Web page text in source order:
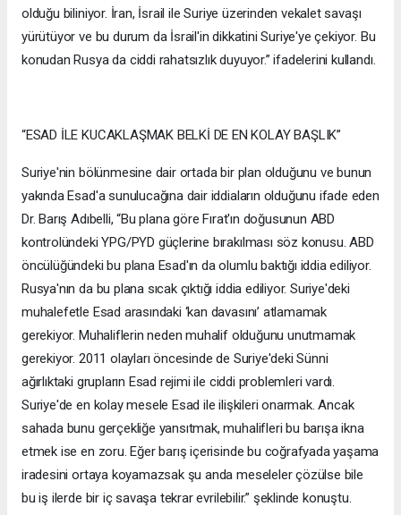
olduğu biliniyor. İran, İsrail ile Suriye üzerinden vekalet savaşı
yürütüyor ve bu durum da İsrail'in dikkatini Suriye'ye çekiyor. Bu
konudan Rusya da ciddi rahatsızlık duyuyor.” ifadelerini kullandı.
“ESAD İLE KUCAKLAŞMAK BELKİ DE EN KOLAY BAŞLIK”
Suriye'nin bölünmesine dair ortada bir plan olduğunu ve bunun
yakında Esad'a sunulucağına dair iddiaların olduğunu ifade eden
Dr. Barış Adıbelli, “Bu plana göre Fırat'ın doğusunun ABD
kontrolündeki YPG/PYD güçlerine bırakılması söz konusu. ABD
öncülüğündeki bu plana Esad'ın da olumlu baktığı iddia ediliyor.
Rusya'nın da bu plana sıcak çıktığı iddia ediliyor. Suriye'deki
muhalefetle Esad arasındaki ‘kan davasını’ atlamamak
gerekiyor. Muhaliflerin neden muhalif olduğunu unutmamak
gerekiyor. 2011 olayları öncesinde de Suriye'deki Sünni
ağırlıktaki grupların Esad rejimi ile ciddi problemleri vardı.
Suriye'de en kolay mesele Esad ile ilişkileri onarmak. Ancak
sahada bunu gerçekliğe yansıtmak, muhalifleri bu barışa ikna
etmek ise en zoru. Eğer barış içerisinde bu coğrafyada yaşama
iradesini ortaya koyamazsak şu anda meseleler çözülse bile
bu iş ilerde bir iç savaşa tekrar evrilebilir.” şeklinde konuştu.